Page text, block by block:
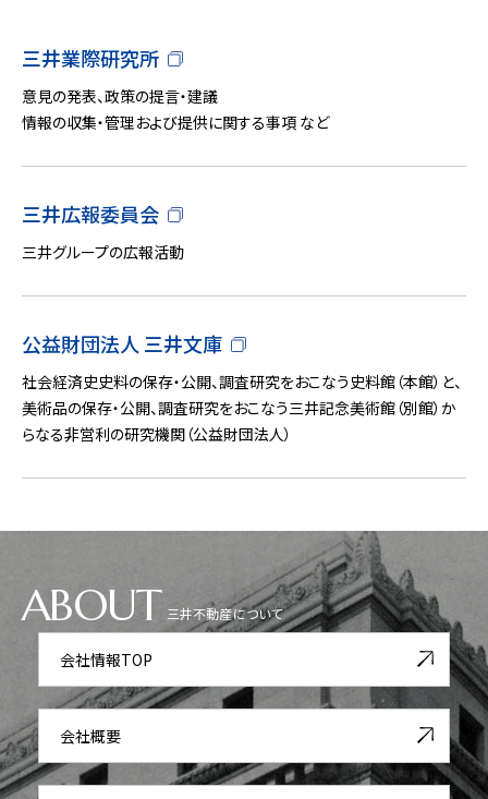
三井業際研究所
意見の発表、政策の提言・建議
情報の収集・管理および提供に関する事項 など
三井広報委員会
三井グループの広報活動
公益財団法人 三井文庫
社会経済史史料の保存・公開、調査研究をおこなう史料館（本館）と、
美術品の保存・公開、調査研究をおこなう三井記念美術館（別館）か
らなる非営利の研究機関（公益財団法人）
ABOUT 三井不動産について
会社情報TOP
会社概要